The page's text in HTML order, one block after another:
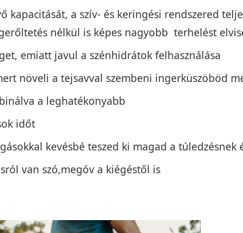
kapacitását, a szív- és keringési rendszered
nélkül is képes nagyobb terhelést
emiatt javul a szénhidrátok felhasználása
növeli a tejsavval szembeni ingerküszöböd
a leghatékonyabb
időt
kevésbé teszed ki magad a túledzésnek
van szó,megóv a kiégéstől is